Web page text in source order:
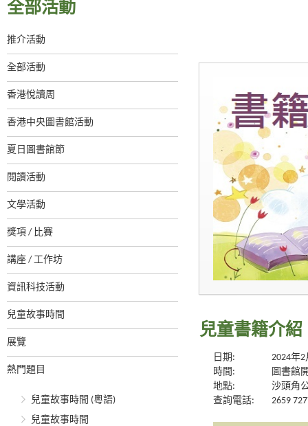
全部活動
推介活動
全部活動
香港悅讀周
香港中央圖書館活動
夏日圖書館節
閱讀活動
文學活動
獎項 / 比賽
講座 / 工作坊
資訊科技活動
兒童故事時間
展覽
熱門題目
兒童故事時間 (粵語)
兒童故事時間
兒童書籍介紹
日期:
2024年
時間:
圖書館
地點:
沙頭角
查詢電話:
2659